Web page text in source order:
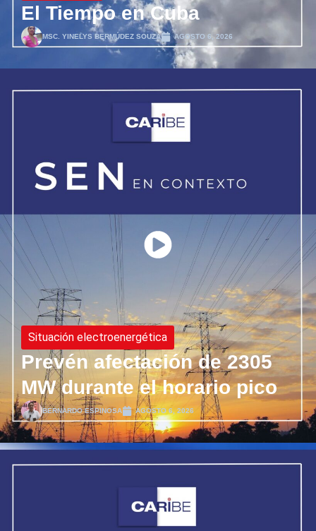
El Tiempo en Cuba
MSC. YINELYS BERMÚDEZ SOUZA AGOSTO 6, 2026
Situación electroenergética
Prevén afectación de 2305
MW durante el horario pico
BERNARDO ESPINOSA AGOSTO 6, 2026